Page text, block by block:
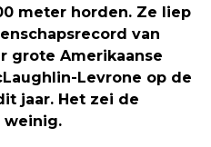
meter horden. Ze liep
van
grote Amerikaanse
Levrone op de
jaar. Het zei de
weinig.